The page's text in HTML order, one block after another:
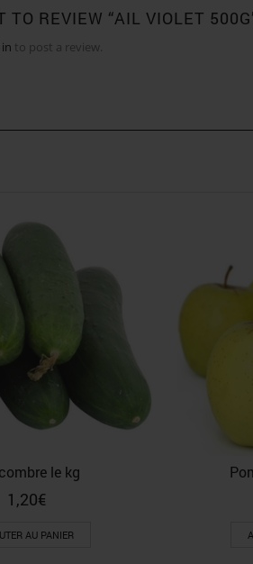
TO REVIEW “AIL VIOLET
to post a review.
le kg
1,20€
AU PANIER